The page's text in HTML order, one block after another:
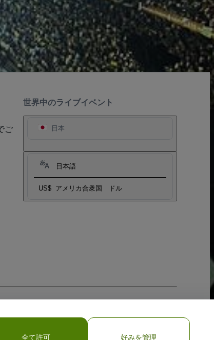
世界中のライブイベント
日本
日本語
US$ アメリカ合衆国 ドル
ご
全て許可 好みを管理